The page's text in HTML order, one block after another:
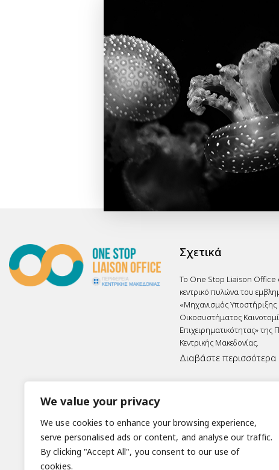
We value your privacy
We use cookies to enhance your browsing experience,
serve personalised ads or content, and analyse our traffic.
By clicking "Accept All", you consent to our use of
cookies.
ΧΡΗΜΑΤΟΔΟΤΉΣΕΙΣ 19 Ιουλίου 2023
DiGinnovation
Σχετικά
Το One Stop Liaison Office
κεντρικό πυλώνα του
«Μηχανισμός Υποστήριξης
Οικοσυστήματος
Επιχειρηματικότητας» της
Κεντρικής Μακεδονίας.
Διαβάστε